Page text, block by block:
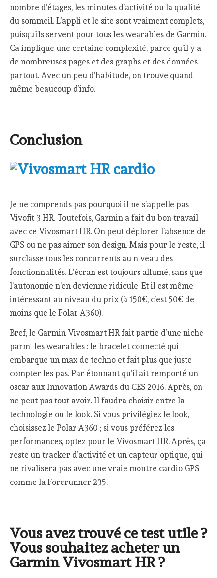
nombre d’étages, les minutes d’activité ou la qualité
du sommeil. L’appli et le site sont vraiment complets,
puisqu’ils servent pour tous les wearables de Garmin.
Ca implique une certaine complexité, parce qu’il y a
de nombreuses pages et des graphs et des données
partout. Avec un peu d’habitude, on trouve quand
même beaucoup d’info.
Conclusion
Je ne comprends pas pourquoi il ne s’appelle pas
Vivofit 3 HR. Toutefois, Garmin a fait du bon travail
avec ce Vivosmart HR. On peut déplorer l’absence de
GPS ou ne pas aimer son design. Mais pour le reste, il
surclasse tous les concurrents au niveau des
fonctionnalités. L’écran est toujours allumé, sans que
l’autonomie n’en devienne ridicule. Et il est même
intéressant au niveau du prix (à 150€, c’est 50€ de
moins que le Polar A360).
Bref, le Garmin Vivosmart HR fait partie d’une niche
parmi les wearables : le bracelet connecté qui
embarque un max de techno et fait plus que juste
compter les pas. Par étonnant qu’il ait remporté un
oscar aux Innovation Awards du CES 2016. Après, on
ne peut pas tout avoir. Il faudra choisir entre la
technologie ou le look. Si vous privilégiez le look,
choisissez le Polar A360 ; si vous préférez les
performances, optez pour le Vivosmart HR. Après, ça
reste un tracker d’activité et un capteur optique, qui
ne rivalisera pas avec une vraie montre cardio GPS
comme la Forerunner 235.
Vous avez trouvé ce test utile ?
Vous souhaitez acheter un
Garmin Vivosmart HR ?